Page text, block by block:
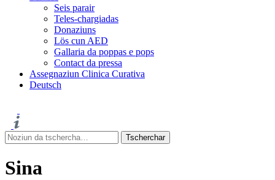
Seis parair
Teles-chargiadas
Donaziuns
Lös cun AED
Gallaria da poppas e pops
Contact da pressa
Assegnaziun Clinica Curativa
Deutsch
Sina